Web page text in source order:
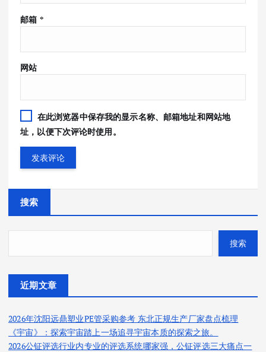
邮箱 *
网站
在此浏览器中保存我的显示名称、邮箱地址和网站地
址，以便下次评论时使用。
搜索
搜索
近期文章
2026年沈阳远鼎塑业PE管采购参考 东北正规生产厂家盘点梳理
《宇宙》：探索宇宙踏上一场追寻宇宙本质的探索之旅。
2026公钲评选行业内专业的评选系统哪家强，公钲评选三大痛点一